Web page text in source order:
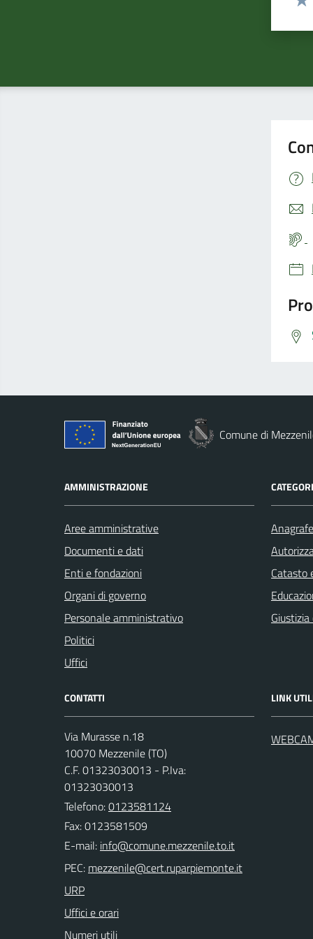
Comune di
AMMINISTRAZIONE
Aree amministrative
Documenti e dati
Enti e fondazioni
Organi di governo
Personale amministrativo
Politici
Uffici
Catasto
CONTATTI
Via Murasse n.18
10070 Mezzenile (TO)
C.F. 01323030013 - P.Iva:
01323030013
Telefono:0123581124
Fax: 0123581509
E-mail:
PEC:
URP
Uffici e orari
Numeri utili
LINK